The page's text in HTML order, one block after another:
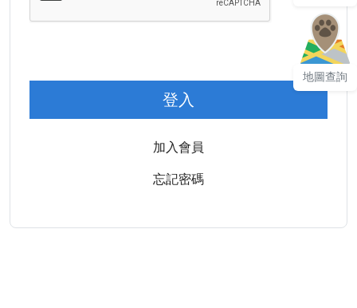
登入
加入會員
忘記密碼
地圖查詢